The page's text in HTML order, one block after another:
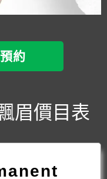
約
眉價目表